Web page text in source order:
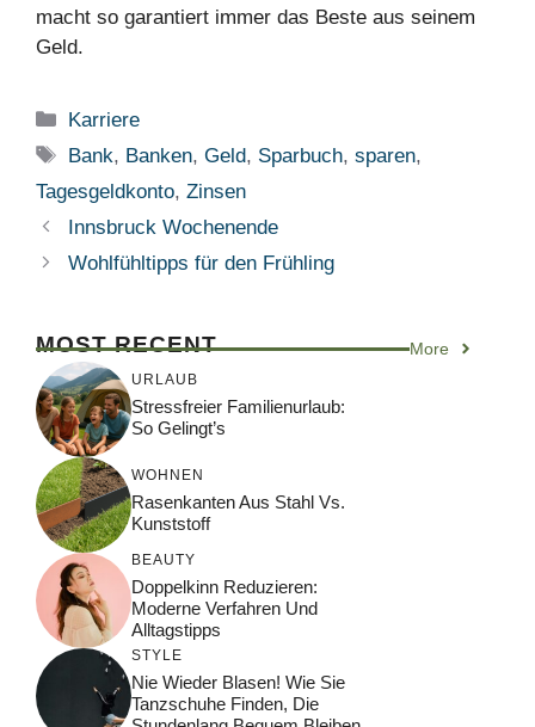
macht so garantiert immer das Beste aus seinem
Geld.
Kategorien
Karriere
Schlagwörter
Bank, Banken,Geld, Sparbuch,sparen,
Tagesgeldkonto, Zinsen
Innsbruck Wochenende
Wohlfühltipps für den Frühling
MOST RECENT More
URLAUB
Stressfreier Familienurlaub:
So Gelingt’s
WOHNEN
Rasenkanten Aus Stahl Vs.
Kunststoff
BEAUTY
Doppelkinn Reduzieren:
Moderne Verfahren Und
Alltagstipps
STYLE
Nie Wieder Blasen! Wie Sie
Tanzschuhe Finden, Die